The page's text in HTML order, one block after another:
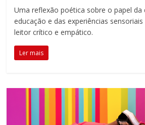
mais
presentes
no
fundamental
Uma reflexão poética sobre o papel da
educação e das experiências
leitor crítico e empático.
Ler mais